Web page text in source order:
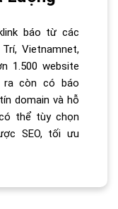
báo từ các
Vietnamnet,
1.500 website
ra còn có báo
domain và hỗ
thể tùy chọn
SEO, tối ưu